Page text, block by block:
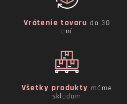
Vrátenie tovaru do 30
dní
Všetky produkty máme
skladom